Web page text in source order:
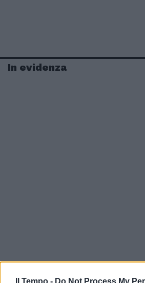
Il Tempo - Do Not Process My
In evidenza